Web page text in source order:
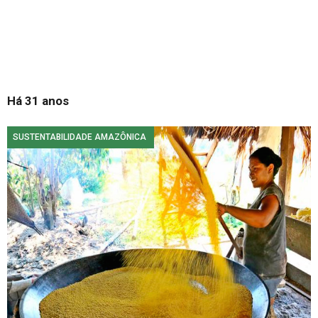
Há 31 anos
SUSTENTABILIDADE AMAZÔNICA